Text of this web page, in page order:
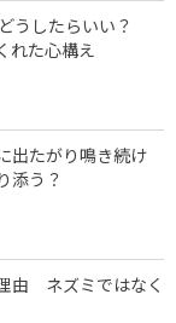
うしたらいい？
れた心構え
出たがり鳴き続け
添う？
由 ネズミではなく